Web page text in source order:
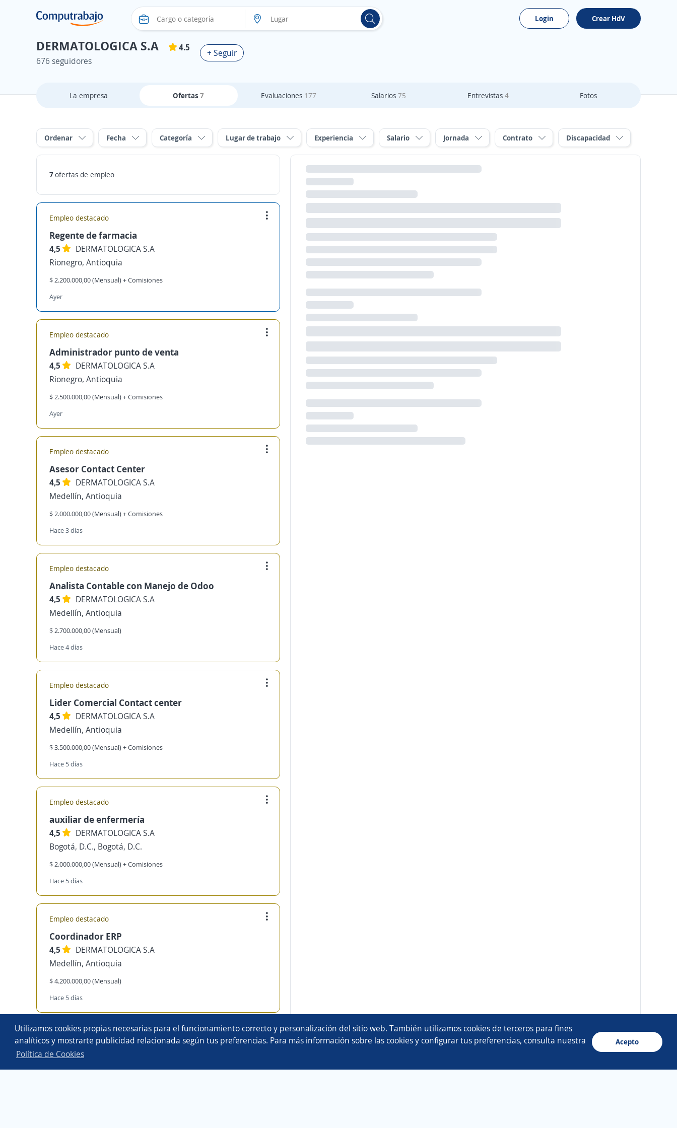
Utilizamos cookies propias necesarias para el funcionamiento correcto y personalización del sitio web. También utilizamos cookies de terceros para fines
analíticos y mostrarte publicidad relacionada según tus preferencias. Para más información sobre las cookies y configurar tus preferencias, consulta nuestra
Política de Cookies
Acepto
Login Crear HdV
DERMATOLOGICA S.A
4.5
676 seguidores
+ Seguir
La empresa Ofertas7 Evaluaciones 177 Salarios 75 Entrevistas4 Fotos
Ordenar Fecha Categoría Lugar de trabajo Experiencia Salario Jornada Contrato Discapacidad
7ofertas de empleo
Empleo destacado
Regente de farmacia
4,5
DERMATOLOGICA S.A
Rionegro, Antioquia
$ 2.200.000,00 (Mensual) + Comisiones
Ayer
Empleo destacado
Administrador punto de venta
4,5
DERMATOLOGICA S.A
Rionegro, Antioquia
$ 2.500.000,00 (Mensual) + Comisiones
Ayer
Empleo destacado
Asesor Contact Center
4,5
DERMATOLOGICA S.A
Medellín, Antioquia
$ 2.000.000,00 (Mensual) + Comisiones
Hace 3 días
Empleo destacado
Analista Contable con Manejo de Odoo
4,5
DERMATOLOGICA S.A
Medellín, Antioquia
$ 2.700.000,00 (Mensual)
Hace 4 días
Empleo destacado
Lider Comercial Contact center
4,5
DERMATOLOGICA S.A
Medellín, Antioquia
$ 3.500.000,00 (Mensual) + Comisiones
Hace 5 días
Empleo destacado
auxiliar de enfermería
4,5
DERMATOLOGICA S.A
Bogotá, D.C., Bogotá, D.C.
$ 2.000.000,00 (Mensual) + Comisiones
Hace 5 días
Empleo destacado
Coordinador ERP
4,5
DERMATOLOGICA S.A
Medellín, Antioquia
$ 4.200.000,00 (Mensual)
Hace 5 días
Copyright 2014 - 2026 DGNET LTD.
Aviso legal/privacidad